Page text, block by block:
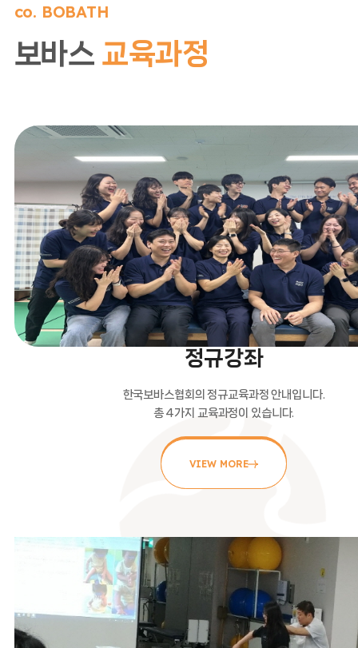
co. BOBATH
보바스 교육과정
정규강좌
한국보바스협회의 정규교육과정 안내입니다.
총 4가지 교육과정이 있습니다.
VIEW MORE